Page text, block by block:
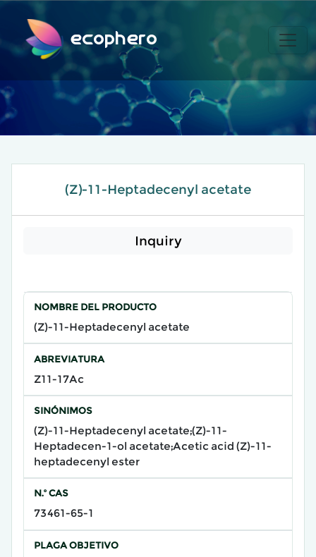
ecophero
(Z)-11-Heptadecenyl acetate
Inquiry
NOMBRE DEL PRODUCTO
(Z)-11-Heptadecenyl acetate
ABREVIATURA
Z11-17Ac
SINÓNIMOS
(Z)-11-Heptadecenyl acetate;(Z)-11-
Heptadecen-1-ol acetate;Acetic acid (Z)-11-
heptadecenyl ester
N.º CAS
73461-65-1
PLAGA OBJETIVO